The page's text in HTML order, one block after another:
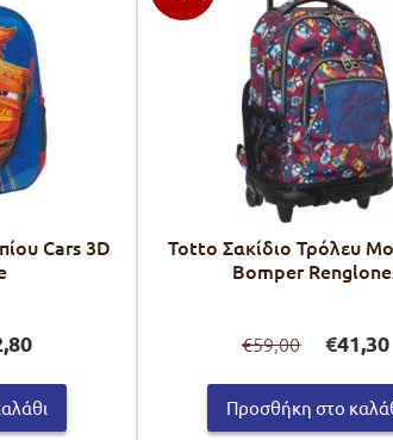
Cars 3D
τρέχουσα
είναι:
€12,80.
Totto Σακίδιο Τρόλευ
Bomper
€59,00
price
€59,00.
€41,30
Προσθήκη στο